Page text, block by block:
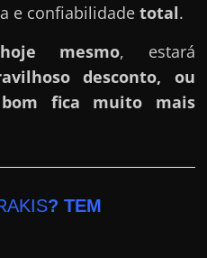
e confiabilidadetotal.
hoje mesmo, estará
desconto, ou
fica muito mais
? TEM